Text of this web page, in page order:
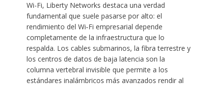
Wi-Fi, Liberty Networks destaca una verdad
fundamental que suele pasarse por alto: el
rendimiento del Wi‑Fi empresarial depende
completamente de la infraestructura que lo
respalda. Los cables submarinos, la fibra terrestre y
los centros de datos de baja latencia son la
columna vertebral invisible que permite a los
estándares inalámbricos más avanzados rendir al